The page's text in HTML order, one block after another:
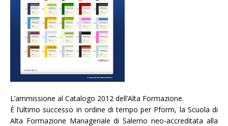
L’ammissione al Catalogo 2012 dell’Alta Formazione.
È l’ultimo successo in ordine di tempo per Pform, la Scuola di
Alta Formazione Manageriale di Salerno neo-accreditata alla